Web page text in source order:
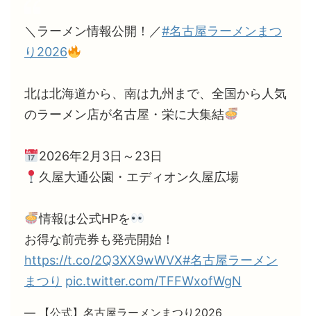
＼ラーメン情報公開！／#名古屋ラーメンまつ
り2026
北は北海道から、南は九州まで、全国から人気
のラーメン店が名古屋・栄に大集結
2026年2月3日～23日
久屋大通公園・エディオン久屋広場
情報は公式HPを
お得な前売券も発売開始！
https://t.co/2Q3XX9wWVX#名古屋ラーメン
まつり pic.twitter.com/TFFWxofWgN
— 【公式】名古屋ラーメンまつり2026